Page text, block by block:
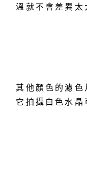
溫就不會差異太
其他顏色的濾
它拍攝白色水